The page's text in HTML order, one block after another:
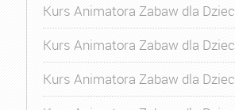
Kurs Animatora Zabaw dla
Kurs Animatora Zabaw dla
Kurs Animatora Zabaw dla